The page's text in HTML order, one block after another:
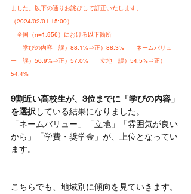
ました。以下の通りお詫びして訂正いたします。
（2024/02/01 15:00）
全国（n=1,956）における以下箇所
学びの内容　誤）88.1%⇒正）88.3%　　ネームバリュ
ー　誤）56.9%⇒正）57.0%　　立地　誤）54.5%⇒正）
54.4%
9割近い高校生が、3位までに「学びの内容」
を選択 している結果になりました。
「ネームバリュー」「立地」「雰囲気が良い
から」「学費・奨学金」が、上位となってい
ます。
こちらでも、地域別に傾向を見ていきます。